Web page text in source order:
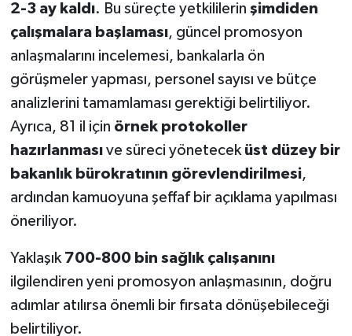
2-3 ay kaldı. Bu süreçte yetkililerin şimdiden
çalışmalara başlaması, güncel promosyon
anlaşmalarını incelemesi, bankalarla ön
görüşmeler yapması, personel sayısı ve bütçe
analizlerini tamamlaması gerektiği belirtiliyor.
Ayrıca, 81 il için örnek protokoller
hazırlanmasıve süreci yönetecek üst düzey bir
bakanlık bürokratının görevlendirilmesi,
ardından kamuoyuna şeffaf bir açıklama yapılması
öneriliyor.
Yaklaşık 700-800 bin sağlık çalışanını
ilgilendiren yeni promosyon anlaşmasının, doğru
adımlar atılırsa önemli bir fırsata dönüşebileceği
belirtiliyor.